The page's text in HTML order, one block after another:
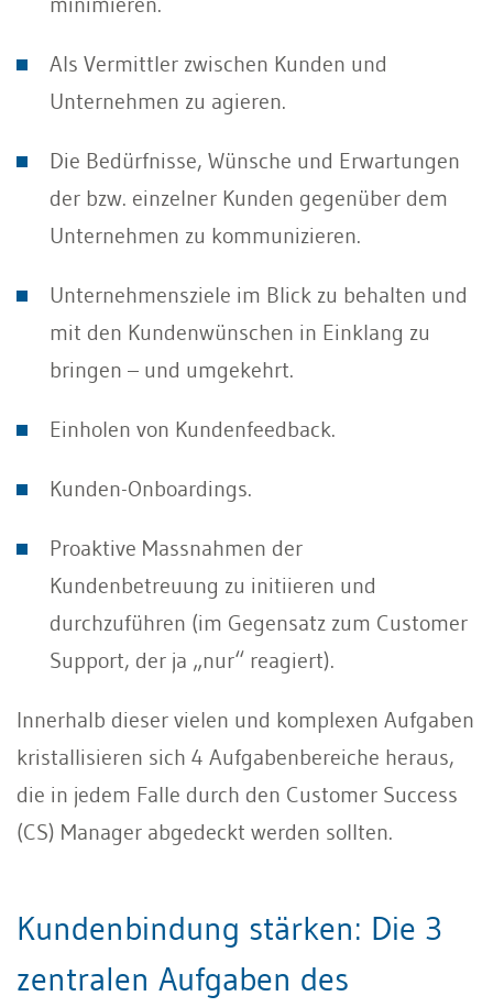
Als Vermittler zwischen Kunden und
Unternehmen zu agieren.
Die Bedürfnisse, Wünsche und Erwartungen
der bzw. einzelner Kunden gegenüber dem
Unternehmen zu kommunizieren.
Unternehmensziele im Blick zu behalten und
mit den Kundenwünschen in Einklang zu
bringen – und umgekehrt.
Einholen von Kundenfeedback.
Kunden-Onboardings.
Proaktive Massnahmen der
Kundenbetreuung zu initiieren und
durchzuführen (im Gegensatz zum Customer
Support, der ja „nur“ reagiert).
Innerhalb dieser vielen und komplexen Aufgaben
kristallisieren sich 4 Aufgabenbereiche heraus,
die in jedem Falle durch den Customer Success
(CS) Manager abgedeckt werden sollten.
Kundenbindung stärken: Die 3
zentralen Aufgaben des